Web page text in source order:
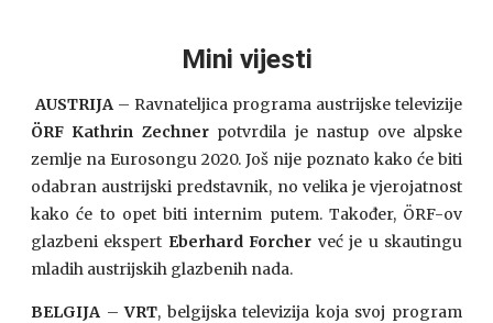
Mini vijesti
AUSTRIJA – Ravnateljica programa austrijske televizije
ÖRF Kathrin Zechnerpotvrdila je nastup ove alpske
zemlje na Eurosongu 2020. Još nije poznato kako će biti
odabran austrijski predstavnik, no velika je vjerojatnost
kako će to opet biti internim putem. Također, ÖRF-ov
glazbeni ekspert Eberhard Forcher već je u skautingu
mladih austrijskih glazbenih nada.
BELGIJA –VRT, belgijska televizija koja svoj program